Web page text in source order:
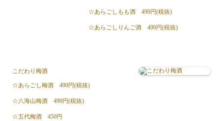
☆あらごしもも酒 490円(税抜)
☆あらごしりんご酒 490円(税抜)
こだわり梅酒
☆あらごし梅酒 490円(税抜)
☆八海山梅酒 490円(税抜)
☆五代梅酒 450円